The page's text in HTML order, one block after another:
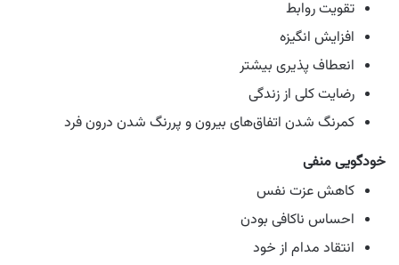
تقویت روابط
افزایش انگیزه
انعطاف پذیری بیشتر
رضایت کلی از زندگی
کمرنگ شدن اتفاق‌های بیرون و پررنگ شدن درون فرد
خودگویی منفی
کاهش عزت نفس
احساس ناکافی بودن
انتقاد مدام از خود